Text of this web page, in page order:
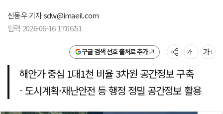
신동우 기자sdw@imaeil.com
입력 2026-06-16 17:06:51
구글 검색 선호 출처로 추가
해안가 중심 1대1천 비율 3차원 공간정보 구축
- 도시계획·재난안전 등 행정 정밀 공간정보 활용